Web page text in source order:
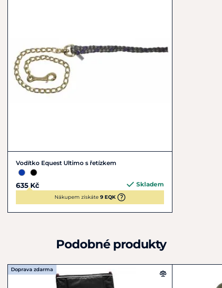
Vodítko Equest Ultimo s řetízkem
635 Kč Skladem
Nákupem získáte 9 EQK
Podobné produkty
Doprava zdarma